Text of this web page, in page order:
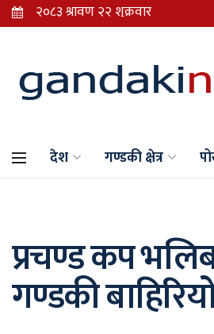
देश गण्डकी क्षेत्र
प्रचण्ड कप
गण्डकी